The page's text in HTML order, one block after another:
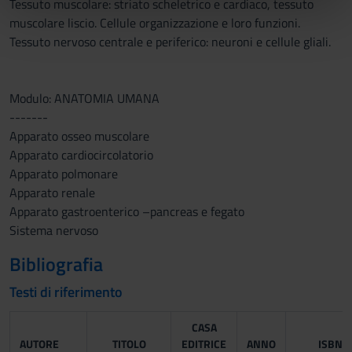
nostri partner che si occupano di analisi dei dati web,
pubblicità e social media, i quali potrebbero combinarle
con altre informazioni che hai fornito loro o che hanno
Tessuto muscolare: striato scheletrico e cardiaco, tessuto
muscolare liscio. Cellule organizzazione e loro funzioni.
Tessuto nervoso centrale e periferico: neuroni e cellule gliali.
Modulo: ANATOMIA UMANA
-------
Apparato osseo muscolare
Apparato cardiocircolatorio
Apparato polmonare
Apparato renale
Apparato gastroenterico –pancreas e fegato
Sistema nervoso
Bibliografia
Testi di riferimento
AUTORE TITOLO
CASA
EDITRICE
ANNO ISBN